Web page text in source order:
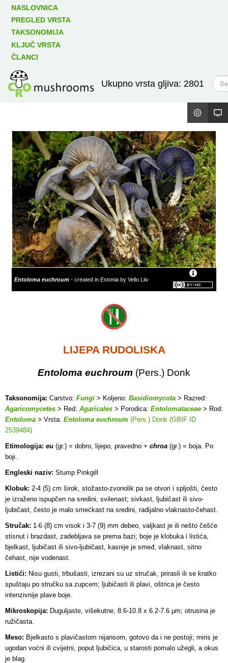
NASLOVNICA
PREGLED VRSTA
TAKSONOMIJA
KLJUČ VRSTA
ČLANCI
Ukupno vrsta gljiva: 2801
T
r
ž
Entoloma euchroum - created in Estonia by Vello Liiv
LIJEPA RUDOLISKA
Entoloma euchroum (Pers.) Donk
Taksonomija: Carstvo: Fungi > Koljeno: Basidiomycota > Razred:
Agaricomycetes > Red: Agaricales > Porodica: Entolomataceae > Rod:
Entoloma > Vrsta: Entoloma euchroum (Pers.) Donk (GBIF ID
2539484)
Etimologija: eu (gr.) = dobro, lijepo, pravedno + chroa (gr.) = boja. Po
boji.
Engleski naziv: Stump Pinkgill
Klobuk: 2-4 (5) cm širok, stožasto-zvonolik pa se otvori i spljošti, često
je izraženo ispupčen na sredini, svilenast; sivkast, ljubičast ili sivo-
ljubičast, često je malo smećkast na sredini, radijalno vlaknasto-čehast.
Stručak: 1-6 (8) cm visok i 3-7 (9) mm debeo, valjkast je ili nešto češće
stisnut i brazdast, zadebljava se prema bazi; boje je klobuka i listića,
bjelkast, ljubičast ili sivo-ljubičast, kasnije je smeđ, vlaknast, sitno
čehast, nije vodenast.
Listići: Nisu gusti, trbušasti, izrezani su uz stručak, prirasli ili se kratko
spuštaju po stručku sa zupcem; ljubičasti ili plavi, oštrica je često
intenzivnije plave boje.
Mikroskopija: Duguljaste, višekutne, 8.6-10.8 x 6.2-7.6 µm; otrusina je
ružičasta.
Meso: Bjelkasto s plavičastom nijansom, gotovo da i ne postoji; miris je
ugodan voćni ili cvijetni, poput ljubičica, u starosti pomalo užegli, a okus
je blag.
Izravno podređene niže takse: